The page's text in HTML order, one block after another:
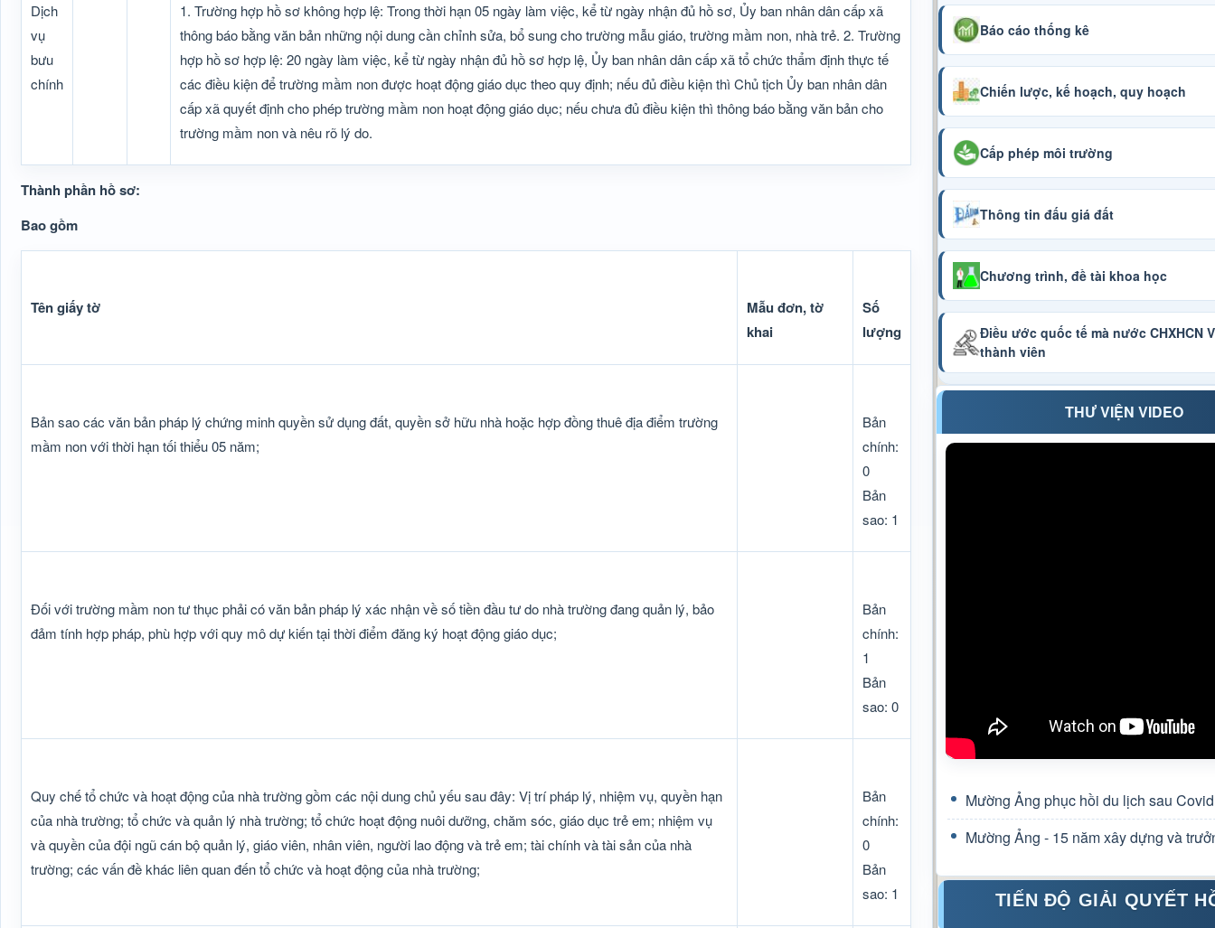
Dịch
vụ
bưu
chính
1. Trường hợp hồ sơ không hợp lệ: Trong thời hạn 05 ngày làm việc, kể từ ngày nhận đủ hồ sơ, Ủy ban nhân dân cấp xã
thông báo bằng văn bản những nội dung cần chỉnh sửa, bổ sung cho trường mẫu giáo, trường mầm non, nhà trẻ. 2. Trường
hợp hồ sơ hợp lệ: 20 ngày làm việc, kể từ ngày nhận đủ hồ sơ hợp lệ, Ủy ban nhân dân cấp xã tổ chức thẩm định thực tế
các điều kiện để trường mầm non được hoạt động giáo dục theo quy định; nếu đủ điều kiện thì Chủ tịch Ủy ban nhân dân
cấp xã quyết định cho phép trường mầm non hoạt động giáo dục; nếu chưa đủ điều kiện thì thông báo bằng văn bản cho
trường mầm non và nêu rõ lý do.
Thành phần hồ sơ:
Bao gồm
Tên giấy tờ
Mẫu đơn, tờ
khai
Số
lượng
Bản sao các văn bản pháp lý chứng minh quyền sử dụng đất, quyền sở hữu nhà hoặc hợp đồng thuê địa điểm trường
mầm non với thời hạn tối thiểu 05 năm;
Bản
chính:
0
Bản
sao: 1
Đối với trường mầm non tư thục phải có văn bản pháp lý xác nhận về số tiền đầu tư do nhà trường đang quản lý, bảo
đảm tính hợp pháp, phù hợp với quy mô dự kiến tại thời điểm đăng ký hoạt động giáo dục;
Bản
chính:
1
Bản
sao: 0
Quy chế tổ chức và hoạt động của nhà trường gồm các nội dung chủ yếu sau đây: Vị trí pháp lý, nhiệm vụ, quyền hạn
của nhà trường; tổ chức và quản lý nhà trường; tổ chức hoạt động nuôi dưỡng, chăm sóc, giáo dục trẻ em; nhiệm vụ
và quyền của đội ngũ cán bộ quản lý, giáo viên, nhân viên, người lao động và trẻ em; tài chính và tài sản của nhà
trường; các vấn đề khác liên quan đến tổ chức và hoạt động của nhà trường;
Bản
chính:
0
Bản
sao: 1
Báo cáo thống kê
Chiến lược, kế hoạch, quy hoạch
Cấp phép môi trường
Thông tin đấu giá đất
Chương trình, đề tài khoa học
Điều ước quốc tế mà nước CHXHCN
thành viên
THƯ VIỆN VIDEO
Mường Ảng phục hồi du lịch sau
Mường Ảng - 15 năm xây dựng và
TIẾN ĐỘ GIẢI QUYẾT